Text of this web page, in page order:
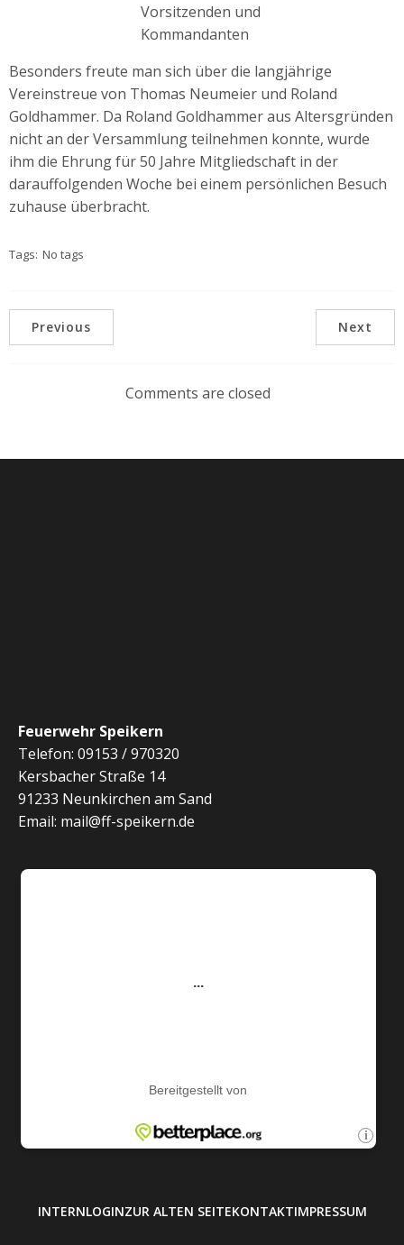
Vorsitzenden und
Kommandanten
Besonders freute man sich über die langjährige
Vereinstreue von Thomas Neumeier und Roland
Goldhammer. Da Roland Goldhammer aus Altersgründen
nicht an der Versammlung teilnehmen konnte, wurde
ihm die Ehrung für 50 Jahre Mitgliedschaft in der
darauffolgenden Woche bei einem persönlichen Besuch
zuhause überbracht.
Tags: No tags
Previous Next
Comments are closed
Feuerwehr Speikern
Telefon: 09153 / 970320
Kersbacher Straße 14
91233 Neunkirchen am Sand
Email: mail@ff-speikern.de
INTERNLOGINZUR ALTEN SEITEKONTAKTIMPRESSUM